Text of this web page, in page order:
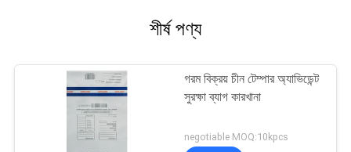
শীর্ষ পণ্য
গরম বিক্রয় চীন টেম্পার অ্যাভিডেন্ট
সুরক্ষা ব্যাগ কারখানা
negotiable MOQ:10kpcs